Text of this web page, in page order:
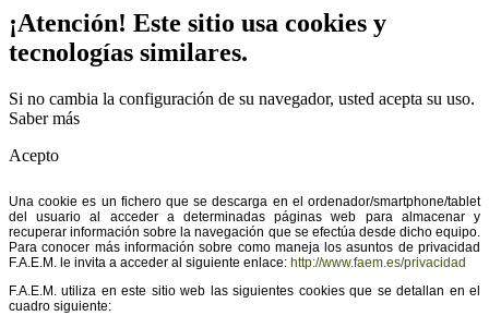
¡Atención! Este sitio usa cookies y
tecnologías similares.
Si no cambia la configuración de su navegador, usted acepta su uso.
Saber más
Acepto
Una cookie es un fichero que se descarga en el ordenador/smartphone/tablet
del usuario al acceder a determinadas páginas web para almacenar y
recuperar información sobre la navegación que se efectúa desde dicho equipo.
Para conocer más información sobre como maneja los asuntos de privacidad
F.A.E.M. le invita a acceder al siguiente enlace: http://www.faem.es/privacidad
F.A.E.M. utiliza en este sitio web las siguientes cookies que se detallan en el
cuadro siguiente: